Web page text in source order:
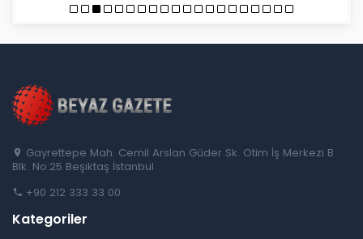
Gayrettepe Mah. Cemil Arslan Güder Sk. Otim İş Merkezi B
Blk. No:25 Beşiktaş İstanbul
+90 212 333 33 00
Kategoriler